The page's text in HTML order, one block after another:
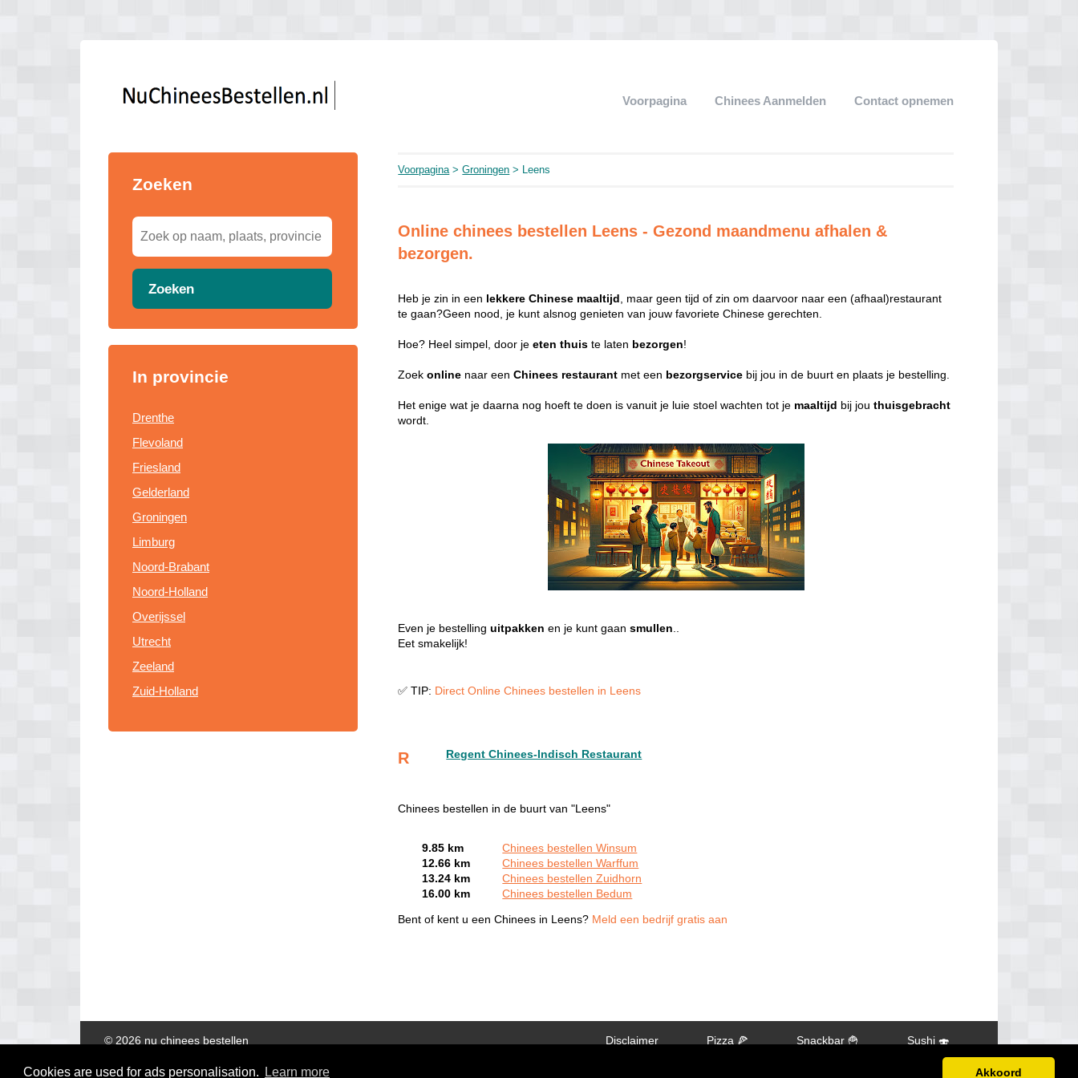
Cookies are used for ads personalisation. Learn more Akkoord
Voorpagina Chinees Aanmelden Contact opnemen
Zoeken
Zoeken
In provincie
Drenthe
Flevoland
Friesland
Gelderland
Groningen
Limburg
Noord-Brabant
Noord-Holland
Overijssel
Utrecht
Zeeland
Zuid-Holland
Voorpagina>Groningen > Leens
Online chinees bestellen Leens - Gezond maandmenu afhalen &
bezorgen.
Heb je zin in een lekkere Chinese maaltijd , maar geen tijd of zin om daarvoor naar een (afhaal)restaurant
te gaan?Geen nood, je kunt alsnog genieten van jouw favoriete Chinese gerechten.
Hoe? Heel simpel, door jeeten thuis te laten bezorgen!
Zoekonline naar eenChinees restaurant met een bezorgservice bij jou in de buurt en plaats je bestelling.
Het enige wat je daarna nog hoeft te doen is vanuit je luie stoel wachten tot je maaltijd bij jouthuisgebracht
wordt.
Even je bestellinguitpakken en je kunt gaansmullen
Eet smakelijk!
✅ TIP: Direct Online Chinees bestellen in Leens
R Regent Chinees-Indisch Restaurant
Chinees bestellen in de buurt van "Leens"
9.85 km
Chinees bestellen Winsum
12.66 km
Chinees bestellen Warffum
13.24 km
Chinees bestellen Zuidhorn
16.00 km
Chinees bestellen Bedum
Bent of kent u een Chinees in Leens? Meld een bedrijf gratis aan
Sushi 🍣
Snackbar 🍟
Pizza 🍕
Disclaimer
© 2026 nu chinees bestellen